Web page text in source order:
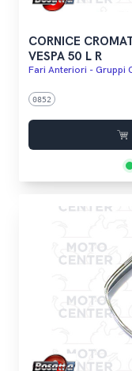
CORNICE
VESPA 50 L R
Fari Anteriori - Gruppi
0852